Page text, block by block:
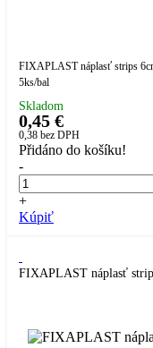
FIXAPLAST náplasť strips
5ks/bal
Skladom
0,45 €
0,38 bez DPH
Přidáno do košíku!
-
+
Kúpiť
FIXAPLAST náplasť